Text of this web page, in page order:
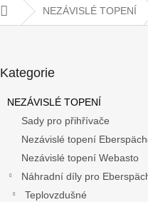
Domů NEZÁVISLÉ TOPENÍ
kategorie
Kategorie
NEZÁVISLÉ TOPENÍ
Sady pro přihřívače
Nezávislé topení
Nezávislé topení Webasto
Náhradní díly pro
Teplovzdušné